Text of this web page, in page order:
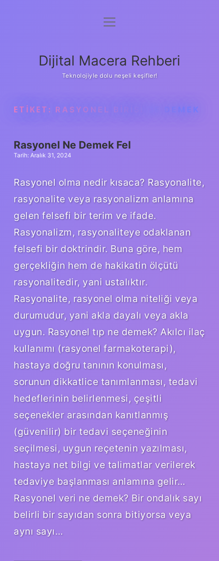
Anasayfa
Yasal Uyarı
menüyü
Dijital Macera Rehberi
Teknolojiyle dolu neşeli keşifler!
ETIKET: RASYONEL BIRISI NE DEMEK
Rasyonel Ne Demek Fel
Tarih: Aralık 31, 2024
Rasyonel olma nedir kısaca? Rasyonalite,
rasyonalite veya rasyonalizm anlamına
gelen felsefi bir terim ve ifade.
Rasyonalizm, rasyonaliteye odaklanan
felsefi bir doktrindir. Buna göre, hem
gerçekliğin hem de hakikatin ölçütü
rasyonalitedir, yani ustalıktır.
Rasyonalite, rasyonel olma niteliği veya
durumudur, yani akla dayalı veya akla
uygun. Rasyonel tıp ne demek? Akılcı ilaç
kullanımı (rasyonel farmakoterapi),
hastaya doğru tanının konulması,
sorunun dikkatlice tanımlanması, tedavi
hedeflerinin belirlenmesi, çeşitli
seçenekler arasından kanıtlanmış
(güvenilir) bir tedavi seçeneğinin
seçilmesi, uygun reçetenin yazılması,
hastaya net bilgi ve talimatlar verilerek
tedaviye başlanması anlamına gelir…
Rasyonel veri ne demek? Bir ondalık sayı
belirli bir sayıdan sonra bitiyorsa veya
aynı sayı…